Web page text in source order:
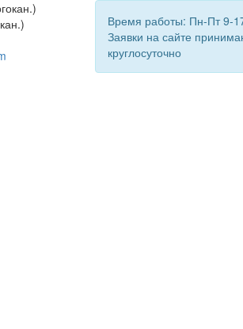
Время работы: Пн-Пт 9-
Заявки на сайте
круглосуточно